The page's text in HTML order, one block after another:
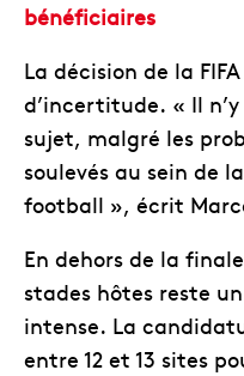
bénéficiaires
La décision de la
d’incertitude. « Il
sujet, malgré les
soulevés au sein de
football », écrit
En dehors de la
stades hôtes reste
intense. La
entre 12 et 13 sites